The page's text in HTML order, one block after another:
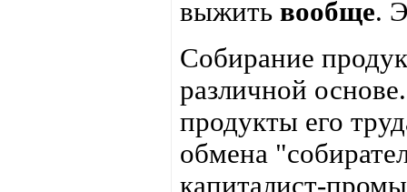
выжить вообще.
Собирание
различной
продукты его
обмена
капиталист-